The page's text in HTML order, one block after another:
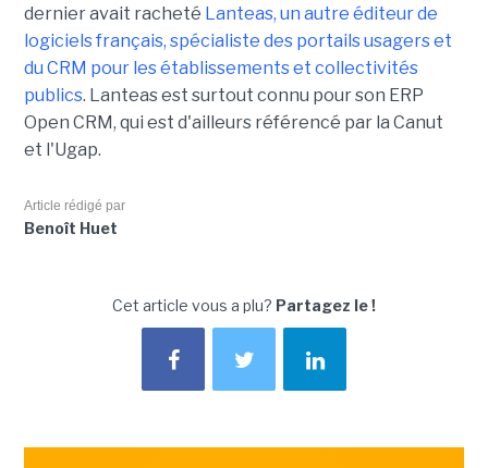
dernier avait racheté Lanteas, un autre éditeur de
logiciels français, spécialiste des portails usagers et
du CRM pour les établissements et collectivités
publics. Lanteas est surtout connu pour son ERP
Open CRM, qui est d'ailleurs référencé par la Canut
et l'Ugap.
Article rédigé par
Benoît Huet
Cet article vous a plu? Partagez le !